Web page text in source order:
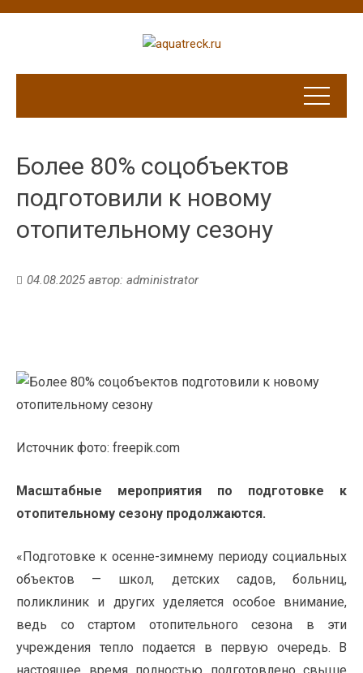
Более 80% соцобъектов
подготовили к новому
отопительному сезону
04.08.2025автор: administrator
Источник фото: freepik.com
Масштабные мероприятия по подготовке к
отопительному сезону продолжаются.
«Подготовке к осенне-зимнему периоду социальных
объектов — школ, детских садов, больниц,
поликлиник и других уделяется особое внимание,
ведь со стартом отопительного сезона в эти
учреждения тепло подается в первую очередь. В